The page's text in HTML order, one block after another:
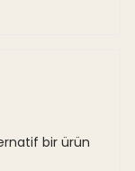
bir ürün